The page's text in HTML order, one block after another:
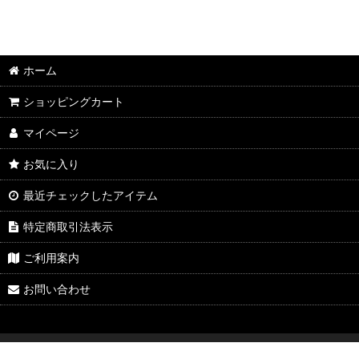
ホーム
ショッピングカート
マイページ
お気に入り
最近チェックしたアイテム
特定商取引法表示
ご利用案内
お問い合わせ